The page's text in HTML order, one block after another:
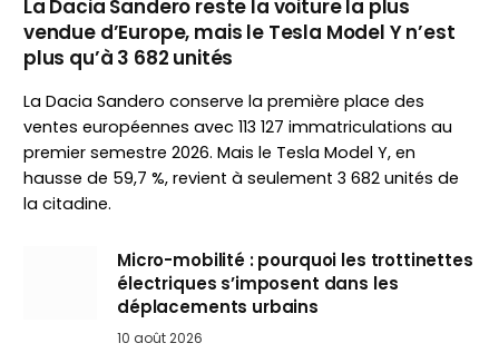
La Dacia Sandero reste la voiture la plus
vendue d’Europe, mais le Tesla Model Y n’est
plus qu’à 3 682 unités
La Dacia Sandero conserve la première place des
ventes européennes avec 113 127 immatriculations au
premier semestre 2026. Mais le Tesla Model Y, en
hausse de 59,7 %, revient à seulement 3 682 unités de
la citadine.
Micro-mobilité : pourquoi les trottinettes
électriques s’imposent dans les
déplacements urbains
10 août 2026